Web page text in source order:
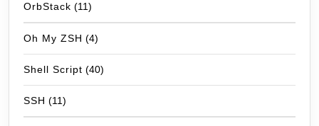
OrbStack (11)
Oh My ZSH (4)
Shell Script (40)
SSH (11)